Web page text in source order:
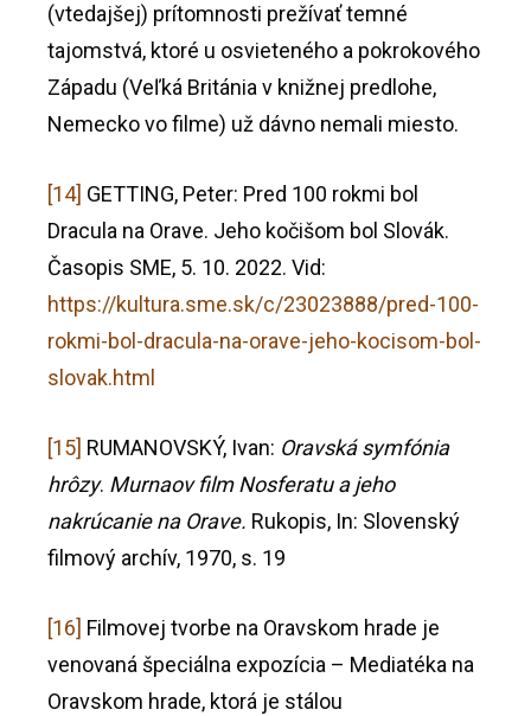
(vtedajšej) prítomnosti prežívať temné
tajomstvá, ktoré u osvieteného a pokrokového
Západu (Veľká Británia v knižnej predlohe,
Nemecko vo filme) už dávno nemali miesto.
[14] GETTING, Peter: Pred 100 rokmi bol
Dracula na Orave. Jeho kočišom bol Slovák.
Časopis SME, 5. 10. 2022. Vid:
https://kultura.sme.sk/c/23023888/pred-100-
rokmi-bol-dracula-na-orave-jeho-kocisom-bol-
slovak.html
[15] RUMANOVSKÝ, Ivan: Oravská symfónia
hrôzy. Murnaov film Nosferatu a jeho
nakrúcanie na Orave. Rukopis, In: Slovenský
filmový archív, 1970, s. 19
[16] Filmovej tvorbe na Oravskom hrade je
venovaná špeciálna expozícia – Mediatéka na
Oravskom hrade, ktorá je stálou